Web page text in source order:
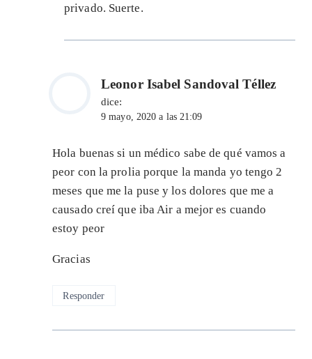
privado. Suerte.
Leonor Isabel Sandoval Téllez
dice:
9 mayo, 2020 a las 21:09
Hola buenas si un médico sabe de qué vamos a
peor con la prolia porque la manda yo tengo 2
meses que me la puse y los dolores que me a
causado creí que iba Air a mejor es cuando
estoy peor
Gracias
Responder